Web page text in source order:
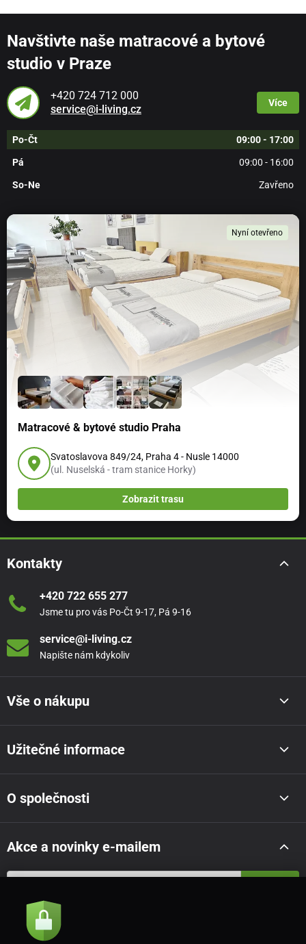
Navštivte naše matracové a bytové
studio v Praze
+420 724 712 000
service@i-living.cz
Více
Po-Čt 09:00 - 17:00
Pá 09:00 - 16:00
So-Ne Zavřeno
Nyní otevřeno
Matracové & bytové studio Praha
Svatoslavova 849/24, Praha 4 - Nusle 14000
(ul. Nuselská - tram stanice Horky)
Zobrazit trasu
Kontakty
+420 722 655 277
Jsme tu pro vás Po-Čt 9-17, Pá 9-16
service@i-living.cz
Napište nám kdykoliv
Vše o nákupu
Užitečné informace
O společnosti
Akce a novinky e-mailem
Souhlasím se